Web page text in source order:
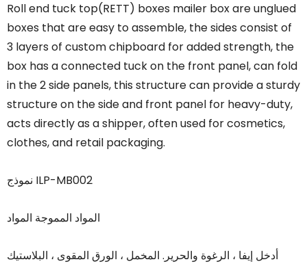
Roll end tuck top(RETT) boxes mailer box are unglued
boxes that are easy to assemble, the sides consist of
3 layers of custom chipboard for added strength, the
box has a connected tuck on the front panel, can fold
in the 2 side panels, this structure can provide a sturdy
structure on the side and front panel for heavy-duty,
acts directly as a shipper, often used for cosmetics,
clothes, and retail packaging.
نموذج ILP-MB002
المواد المموجة المواد
أدخل إيفا ، الرغوة والحرير. المخمل ، الورق المقوى ، البلاستيك